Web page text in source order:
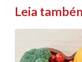
Leia